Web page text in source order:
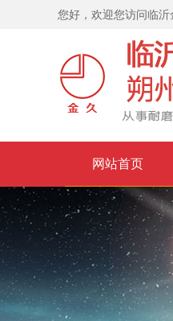
您好，欢迎您访问临沂
网站首页